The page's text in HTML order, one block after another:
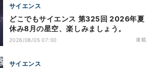
サイエンス
どこでもサイエンス 第325回 2026年夏
休み8月の星空、楽しみましょう。
2026/08/05 07:00 連載
サイエンス